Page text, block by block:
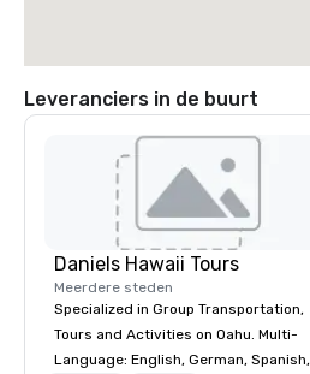
Leveranciers in de buurt
Daniels Hawaii Tours
Meerdere steden
Specialized in Group Transportation,
Tours and Activities on Oahu. Multi-
Language: English, German, Spanish,